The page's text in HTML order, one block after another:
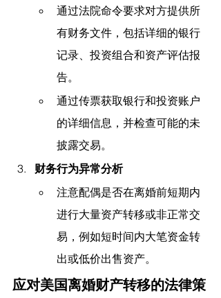
通过法院命令要求对方提供所
有财务文件，包括详细的银行
记录、投资组合和资产评估报
告。
通过传票获取银行和投资账户
的详细信息，并检查可能的未
披露交易。
财务行为异常分析
注意配偶是否在离婚前短期内
进行大量资产转移或非正常交
易，例如短时间内大笔资金转
出或低价出售资产。
应对美国离婚财产转移的法律策